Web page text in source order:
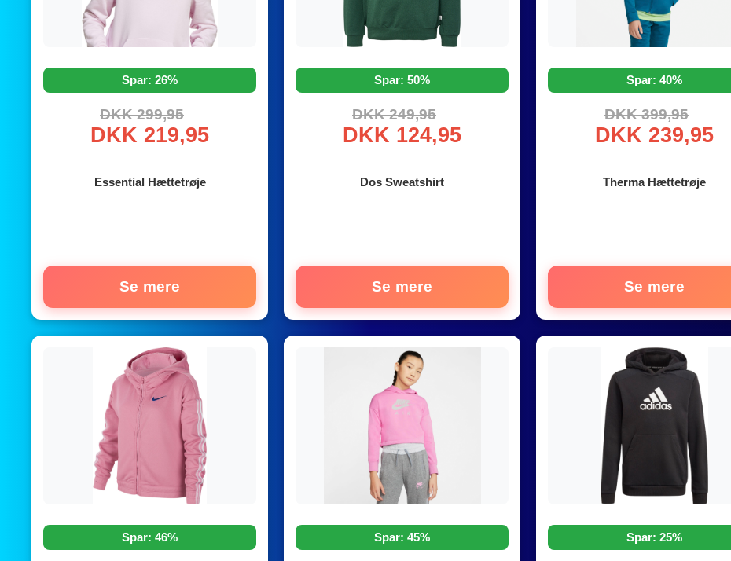
Spar: 26%
DKK 299,95
DKK 219,95
Essential Hættetrøje
Se mere
Spar: 50%
DKK 249,95
DKK 124,95
Dos Sweatshirt
Se mere
Spar: 40%
DKK 399,95
DKK 239,95
Therma Hættetrøje
Se mere
Spar: 46% Spar: 45% Spar: 25%